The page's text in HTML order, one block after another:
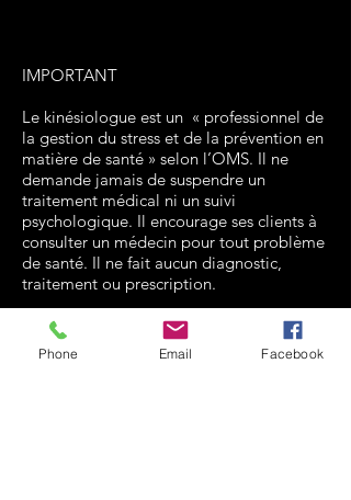
IMPORTANT
Le kinésiologue est un « professionnel de
la gestion du stress et de la prévention en
matière de santé » selon l’OMS. Il ne
demande jamais de suspendre un
traitement médical ni un suivi
psychologique. Il encourage ses clients à
consulter un médecin pour tout problème
de santé. Il ne fait aucun diagnostic,
traitement ou prescription.
Phone Email Facebook